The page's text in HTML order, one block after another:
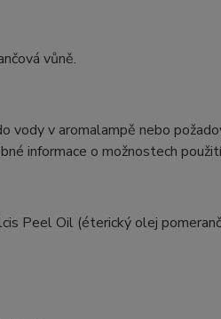
vůně.
vody v aromalampě nebo
informace o možnostech
Peel Oil (éterický olej